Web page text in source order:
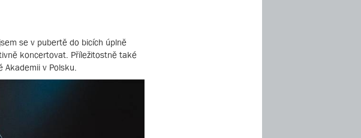
se v pubertě do bicích úplně
koncertovat. Příležitostně také
v Polsku.